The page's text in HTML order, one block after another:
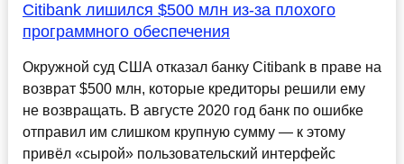
Citibank лишился $500 млн из-за плохого
программного обеспечения
Окружной суд США отказал банку Citibank в праве на
возврат $500 млн, которые кредиторы решили ему
не возвращать. В августе 2020 год банк по ошибке
отправил им слишком крупную сумму — к этому
привёл «сырой» пользовательский интерфейс